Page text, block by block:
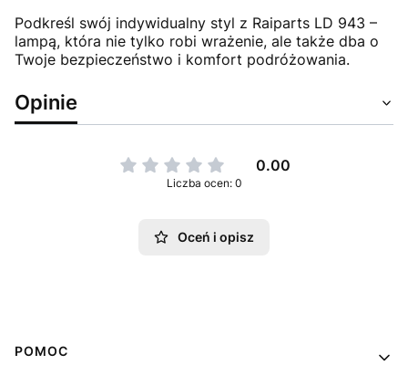
Podkreśl swój indywidualny styl z Raiparts LD 943 –
lampą, która nie tylko robi wrażenie, ale także dba o
Twoje bezpieczeństwo i komfort podróżowania.
Opinie
0.00
Liczba ocen: 0
Oceń i opisz
Linki w stopce
POMOC